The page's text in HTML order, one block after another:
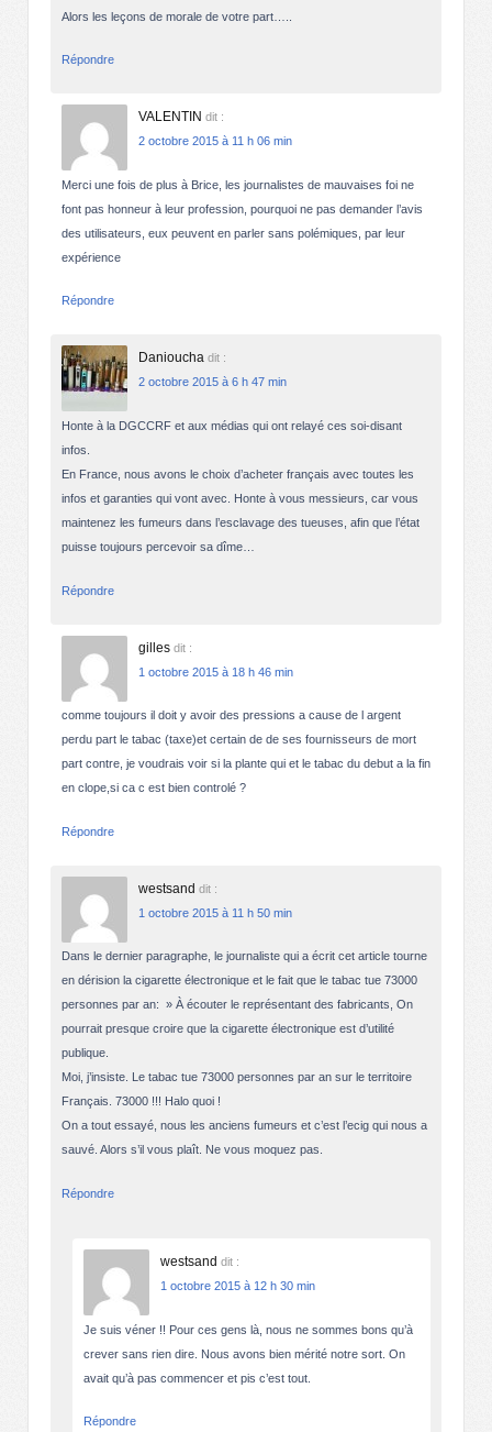
Alors les leçons de morale de votre part…..
Répondre
VALENTIN dit :
2 octobre 2015 à 11 h 06 min
Merci une fois de plus à Brice, les journalistes de mauvaises foi ne
font pas honneur à leur profession, pourquoi ne pas demander l’avis
des utilisateurs, eux peuvent en parler sans polémiques, par leur
expérience
Répondre
Danioucha dit :
2 octobre 2015 à 6 h 47 min
Honte à la DGCCRF et aux médias qui ont relayé ces soi-disant
infos.
En France, nous avons le choix d’acheter français avec toutes les
infos et garanties qui vont avec. Honte à vous messieurs, car vous
maintenez les fumeurs dans l’esclavage des tueuses, afin que l’état
puisse toujours percevoir sa dîme…
Répondre
gilles dit :
1 octobre 2015 à 18 h 46 min
comme toujours il doit y avoir des pressions a cause de l argent
perdu part le tabac (taxe)et certain de de ses fournisseurs de mort
part contre, je voudrais voir si la plante qui et le tabac du debut a la fin
en clope,si ca c est bien controlé ?
Répondre
westsand dit :
1 octobre 2015 à 11 h 50 min
Dans le dernier paragraphe, le journaliste qui a écrit cet article tourne
en dérision la cigarette électronique et le fait que le tabac tue 73000
personnes par an: » À écouter le représentant des fabricants, On
pourrait presque croire que la cigarette électronique est d’utilité
publique.
Moi, j’insiste. Le tabac tue 73000 personnes par an sur le territoire
Français. 73000 !!! Halo quoi !
On a tout essayé, nous les anciens fumeurs et c’est l’ecig qui nous a
sauvé. Alors s’il vous plaît. Ne vous moquez pas.
Répondre
westsand dit :
1 octobre 2015 à 12 h 30 min
Je suis véner !! Pour ces gens là, nous ne sommes bons qu’à
crever sans rien dire. Nous avons bien mérité notre sort. On
avait qu’à pas commencer et pis c’est tout.
Répondre